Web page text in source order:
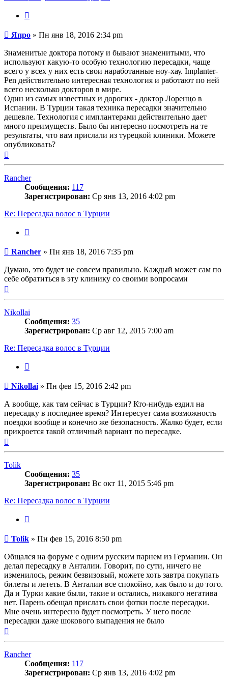
Сообщение
Япро » Пн янв 18, 2016 2:34 pm
Знаменитые доктора потому и бывают знаменитыми, что
используют какую-то особую технологию пересадки, чаще
всего у всех у них есть свои наработанные ноу-хау. Implanter-
Pen действительно интересная технология и работают по ней
всего несколько докторов в мире.
Один из самых известных и дорогих - доктор Лоренцо в
Испании. В Турции такая техника пересадки значительно
дешевле. Технология с имплантерами действительно дает
много преимуществ. Было бы интересно посмотреть на те
результаты, что вам прислали из турецкой клиники. Можете
опубликовать?
Rancher
Сообщения: 117
Зарегистрирован: Ср янв 13, 2016 4:02 pm
Re: Пересадка волос в Турции
Сообщение
Rancher » Пн янв 18, 2016 7:35 pm
Думаю, это будет не совсем правильно. Каждый может сам по
себе обратиться в эту клинику со своими вопросами
Nikollai
Сообщения: 35
Зарегистрирован: Ср авг 12, 2015 7:00 am
Re: Пересадка волос в Турции
Сообщение
Nikollai » Пн фев 15, 2016 2:42 pm
А вообще, как там сейчас в Турции? Кто-нибудь ездил на
пересадку в последнее время? Интересует сама возможность
поездки вообще и конечно же безопасность. Жалко будет, если
прикроется такой отличный вариант по пересадке.
Tolik
Сообщения: 35
Зарегистрирован: Вс окт 11, 2015 5:46 pm
Re: Пересадка волос в Турции
Сообщение
Tolik » Пн фев 15, 2016 8:50 pm
Общался на форуме с одним русским парнем из Германии. Он
делал пересадку в Анталии. Говорит, по сути, ничего не
изменилось, режим безвизовый, можете хоть завтра покупать
билеты и лететь. В Анталии все спокойно, как было и до того.
Да и Турки какие были, такие и остались, никакого негатива
нет. Парень обещал прислать свои фотки после пересадки.
Мне очень интересно будет посмотреть. У него после
пересадки даже шокового выпадения не было
Rancher
Сообщения: 117
Зарегистрирован: Ср янв 13, 2016 4:02 pm